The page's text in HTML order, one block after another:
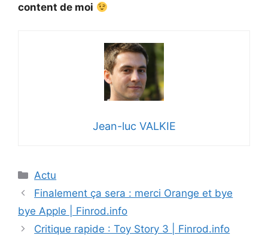
content de moi
Jean-luc VALKIE
Catégories
Actu
Finalement ça sera : merci Orange et bye
bye Apple | Finrod.info
Critique rapide : Toy Story 3 | Finrod.info